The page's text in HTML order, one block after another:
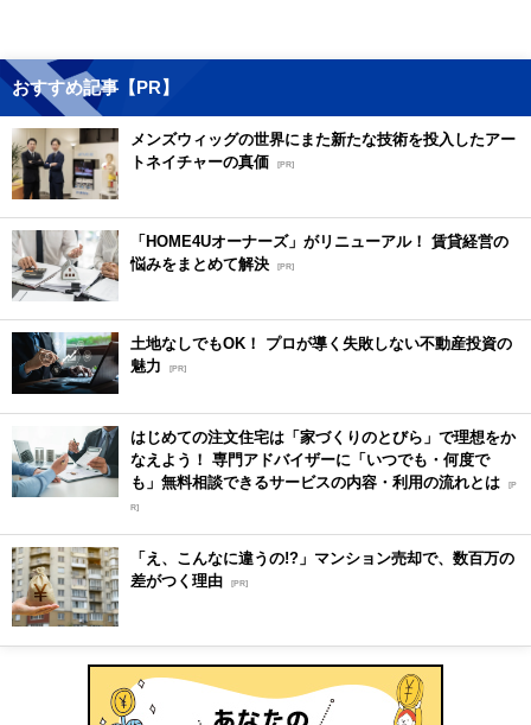
おすすめ記事【PR】
メンズウィッグの世界にまた新たな技術を投入したアー
トネイチャーの真価 [PR]
「HOME4Uオーナーズ」がリニューアル！ 賃貸経営の
悩みをまとめて解決 [PR]
土地なしでもOK！ プロが導く失敗しない不動産投資の
魅力
[PR]
はじめての注文住宅は「家づくりのとびら」で理想をか
なえよう！ 専門アドバイザーに「いつでも・何度で
も」無料相談できるサービスの内容・利用の流れとは [P
R]
「え、こんなに違うの!?」マンション売却で、数百万の
差がつく理由 [PR]